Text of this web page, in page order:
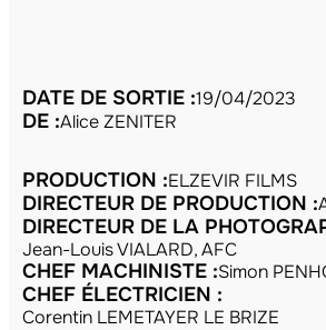
DATE DE SORTIE :19/04/2023
DE :Alice ZENITER
PRODUCTION :ELZEVIR FILMS
DIRECTEUR DE PRODUCTION :
DIRECTEUR DE LA
Jean-Louis VIALARD, AFC
CHEF MACHINISTE :Simon
CHEF ÉLECTRICIEN :
Corentin LEMETAYER LE BRIZE